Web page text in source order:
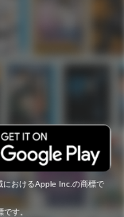
におけるApple Inc.の商標で
す。